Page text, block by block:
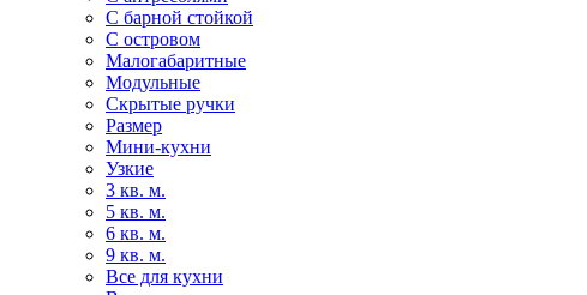
С барной стойкой
С островом
Малогабаритные
Модульные
Скрытые ручки
Размер
Мини-кухни
Узкие
3 кв. м.
5 кв. м.
6 кв. м.
9 кв. м.
Все для кухни